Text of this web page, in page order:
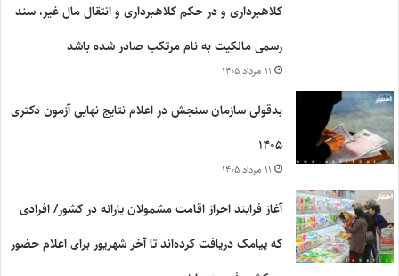
کلاهبرداری و در حکم کلاهبرداری و انتقال مال غیر، سند
رسمی مالکیت به نام مرتکب صادر شده باشد
۱۱ مرداد ۱۴۰۵
بدقولی سازمان سنجش در اعلام نتایج نهایی آزمون دکتری
۱۴۰۵
۱۱ مرداد ۱۴۰۵
آغاز فرایند احراز اقامت مشمولان یارانه در کشور/ افرادی
که پیامک دریافت کرده‌اند تا آخر شهریور برای اعلام حضور